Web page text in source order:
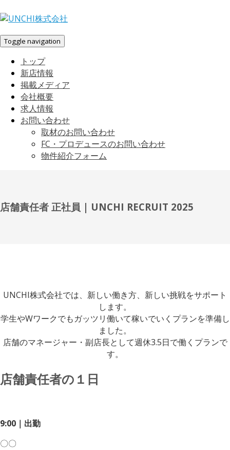
Toggle navigation
トップ
新店情報
掲載メディア
会社概要
求人情報
お問い合わせ
取材のお問い合わせ
FC・プロデュースのお問い合わせ
物件紹介フォーム
店舗責任者 正社員 | UNCHI RECRUIT 2025
UNCHI株式会社では、新しい働き方、新しい挑戦をサポート
します。
学生やWワークでもガッツリ働いて稼いでいくプランを準備し
ました。
店舗のマネージャー・副店長として週休3.5日で働くプランで
す。
店舗責任者の１日
9:00｜出勤
〇〇